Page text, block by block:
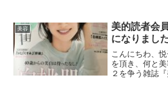
い。。多分停
が、ある程度
美容
美的読者会
になりまし
こんにちわ、
を頂き、何と美
２を争う雑誌